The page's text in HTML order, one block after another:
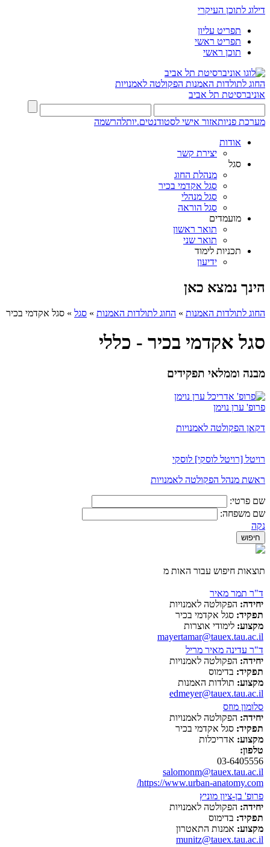
דילוג לתוכן העיקרי
תפריט עליון
תפריט ראשי
תוכן ראשי
החוג לתולדות האמנות הפקולטה לאמנויות
אוניברסיטת תל אביב
מערכת פניותאזור אישי לסטודנטים.יותלהרשמה
אודות
יצירת קשר
סגל
מנהלת החוג
סגל אקדמי בכיר
סגל מנהלי
סגל הוראה
מועמדים
תואר ראשון
תואר שני
תכניות לימוד
ידיעון
הינך נמצא כאן
החוג לתולדות האמנות » החוג לתולדות האמנות » סגל » סגל אקדמי בכיר
סגל אקדמי בכיר - כללי
מבנה וממלאי תפקידים
פרופ' ערן נוימן
דקאן הפקולטה לאמנויות
רויטל [רויטל לוסקי] לוסקי
ראשת מנהל הפקולטה לאמנויות
שם פרטי:
שם משפחה:
נקה
תוצאות חיפוש עבור האות מ
ד"ר תמר מאיר
יחידה: הפקולטה לאמנויות
תפקיד: סגל אקדמי בכיר
מקצוע: לימודי אוצרות
mayertamar@tauex.tau.ac.il
ד"ר עדינה מאיר מריל
יחידה: הפקולטה לאמנויות
תפקיד: בדימוס
מקצוע: תולדות האמנות
edmeyer@tauex.tau.ac.il
סלומון מוזס
יחידה: הפקולטה לאמנויות
תפקיד: סגל אקדמי בכיר
מקצוע: אדריכלות
טלפון:
03-6405556
salomonm@tauex.tau.ac.il
https://www.urban-anatomy.com/
פרופ' בן-ציון מוניץ
יחידה: הפקולטה לאמנויות
תפקיד: בדימוס
מקצוע: אמנות התאטרון
munitz@tauex.tau.ac.il